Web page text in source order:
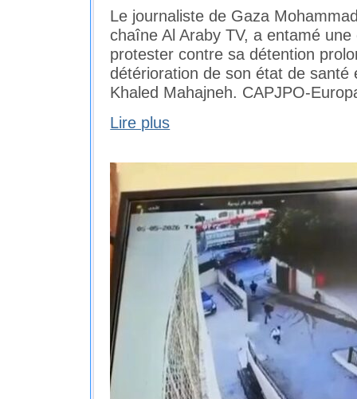
Le journaliste de Gaza
chaîne Al Araby TV, a entamé
protester contre sa détention
détérioration de son état de santé
Khaled Mahajneh. CAPJPO-
Lire plus